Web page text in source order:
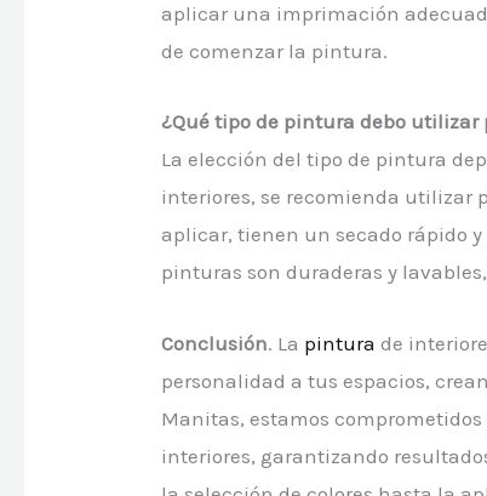
aplicar una imprimación
de comenzar la pintura.
¿Qué tipo de pintura debo utilizar
La elección del tipo de pintura
interiores, se recomienda utilizar
aplicar, tienen un secado rápido
pinturas son duraderas y
Conclusión. La pintura de
personalidad a tus espacios,
Manitas, estamos
interiores, garantizando